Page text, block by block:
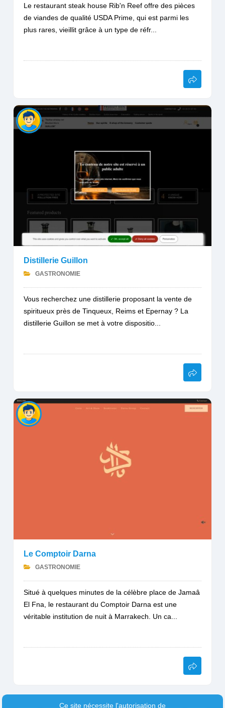
Le restaurant steak house Rib'n Reef offre des pièces
de viandes de qualité USDA Prime, qui est parmi les
plus rares, vieillit grâce à un type de réfr...
Distillerie Guillon
GASTRONOMIE
Vous recherchez une distillerie proposant la vente de
spiritueux près de Tinqueux, Reims et Epernay ? La
distillerie Guillon se met à votre dispositio...
Le Comptoir Darna
GASTRONOMIE
Situé à quelques minutes de la célèbre place de Jamaâ
El Fna, le restaurant du Comptoir Darna est une
véritable institution de nuit à Marrakech. Un ca...
Ce site nécessite l'autorisation de